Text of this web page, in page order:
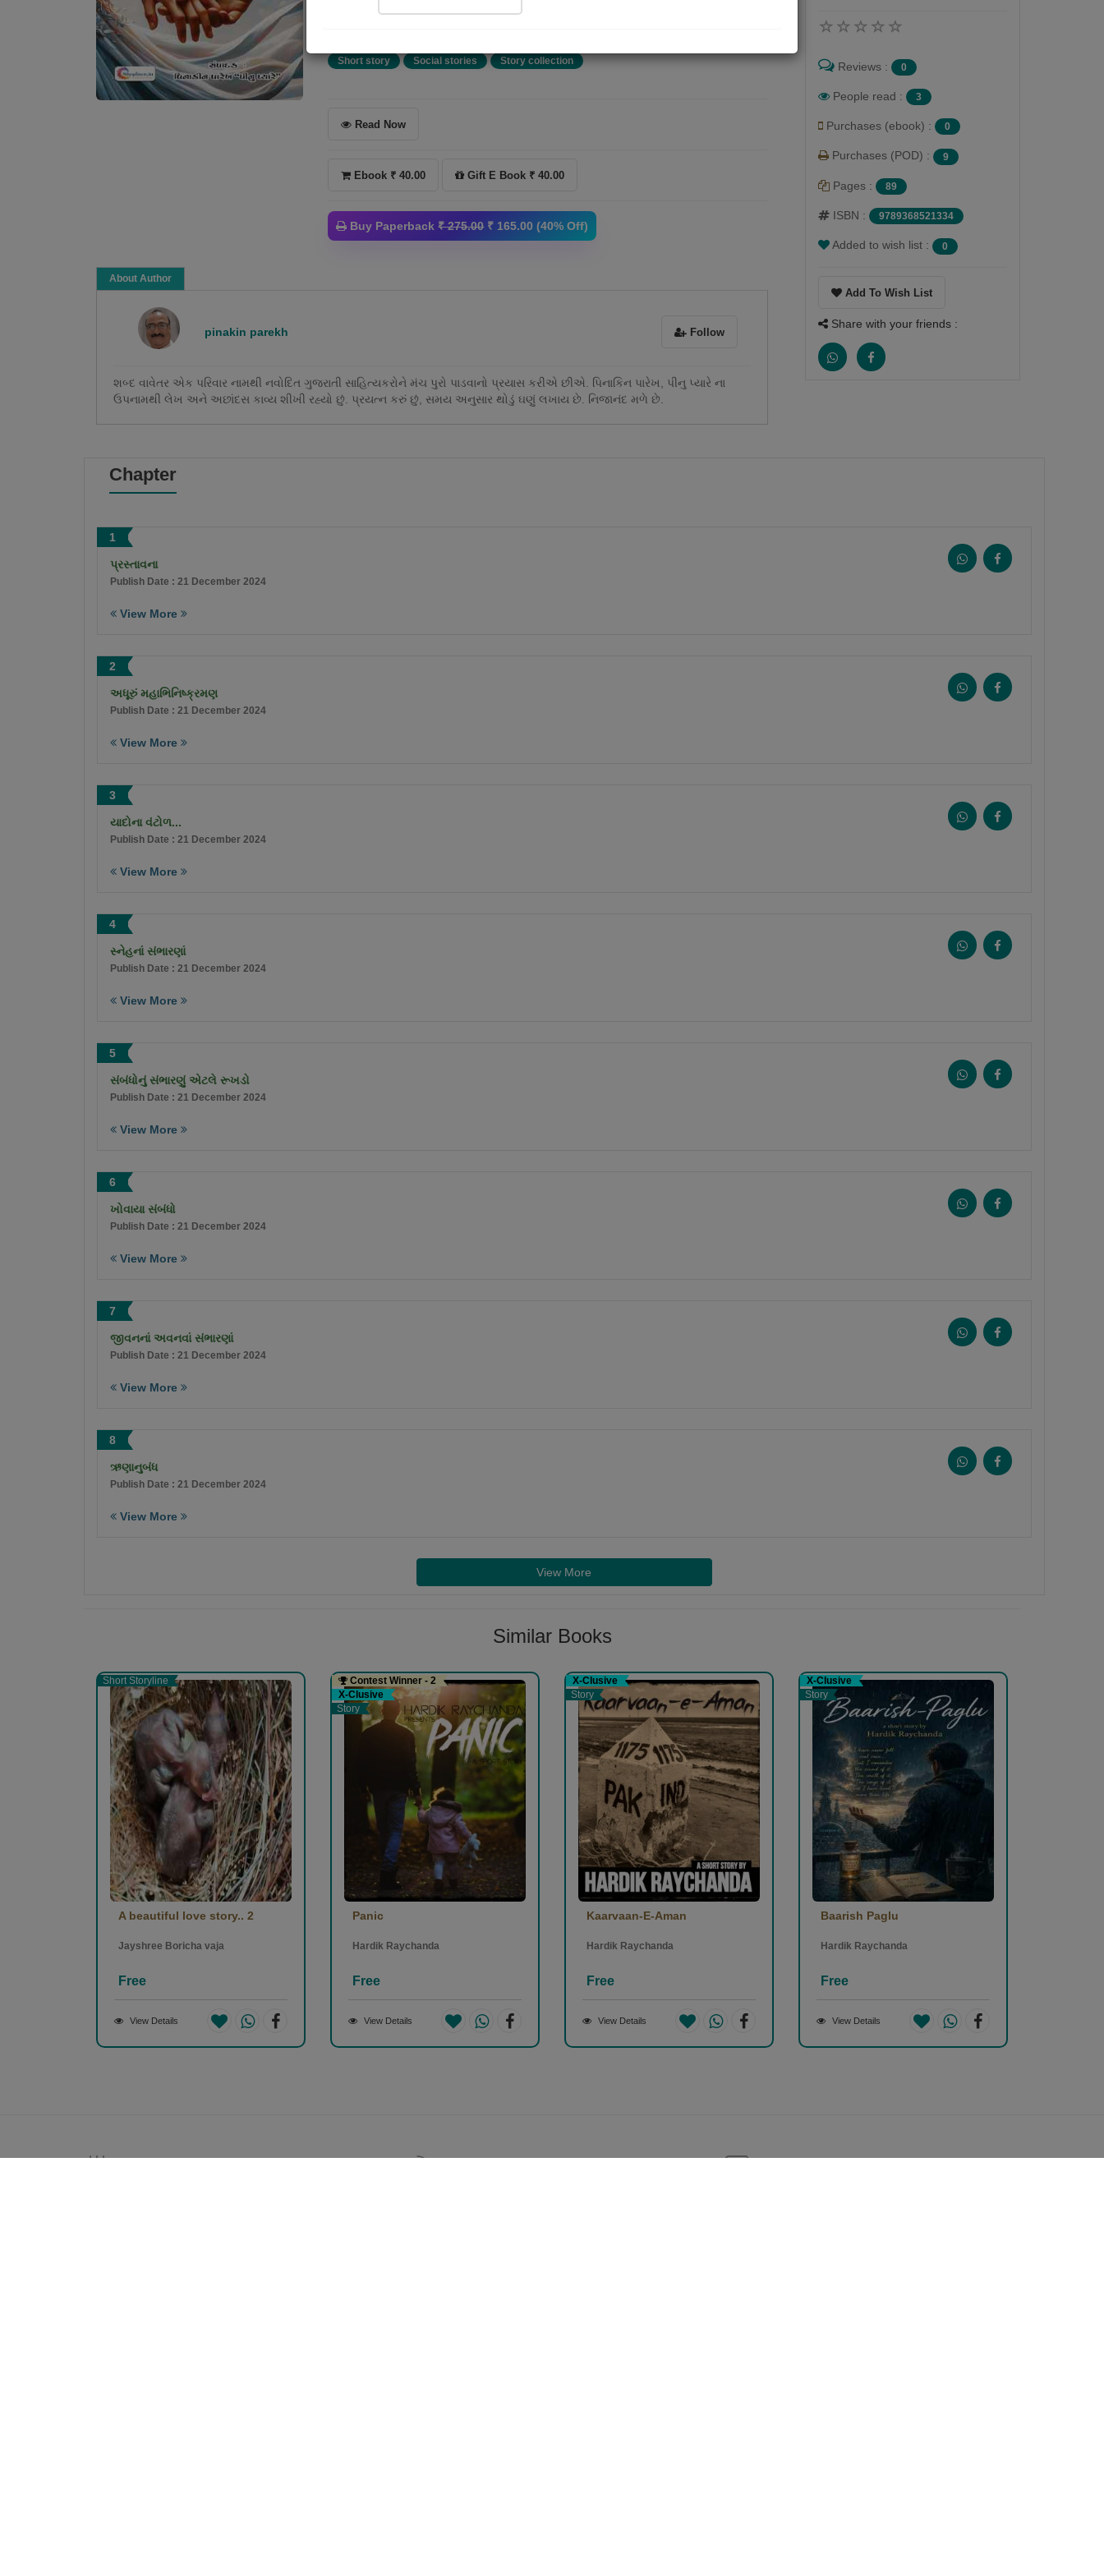
જીવાતી હોય તો? વિચાર આવે કે આપણે સુખી હોઇએ પરંતુ, એવું...
Short story Social stories Story collection
Read Now
Ebook ₹ 40.00 Gift E Book ₹ 40.00
Buy Paperback₹ 275.00₹ 165.00 (40% Off)
About Author
pinakin parekh Follow
શબ્દ વાવેતર એક પરિવાર નામથી નવોદિત ગુજરાતી સાહિત્યકરોને મંચ પુરો પાડવાનો પ્રયાસ કરીએ છીએ. પિનાકિન પારેખ, પીનુ પ્યારે ના
ઉપનામથી લેખ અને અછાંદસ કાવ્ય શીખી રહ્યો છું. પ્રયત્ન કરું છું, સમય અનુસાર થોડું ઘણું લખાય છે. નિજાનંદ મળે છે.
Reviews : 0
People read : 3
Purchases (ebook) : 0
Purchases (POD) : 9
Pages : 89
ISBN : 9789368521334
Added to wish list : 0
Add To Wish List
Share with your friends :
Chapter
1
પ્રસ્તાવના
Publish Date : 21 December 2024
View More
2
અધૂરું મહાભિનિષ્ક્રમણ
Publish Date : 21 December 2024
View More
3
યાદોના વંટોળ...
Publish Date : 21 December 2024
View More
4
સ્નેહનાં સંભારણાં
Publish Date : 21 December 2024
View More
5
સંબંધોનું સંભારણું એટલે રૂખડો
Publish Date : 21 December 2024
View More
6
ખોવાયા સંબંધો
Publish Date : 21 December 2024
View More
7
જીવનનાં અવનવાં સંભારણાં
Publish Date : 21 December 2024
View More
8
ઋણાનુબંધ
Publish Date : 21 December 2024
View More
View More
Similar Books
Short Storyline
A beautiful love story.. 2
Jayshree Boricha vaja
Free
View Details
Contest Winner - 2
X-Clusive
Story
Panic
Hardik Raychanda
Free
View Details
X-Clusive
Story
Kaarvaan-E-Aman
Hardik Raychanda
Free
View Details
X-Clusive
Story
Baarish Paglu
Hardik Raychanda
Free
View Details